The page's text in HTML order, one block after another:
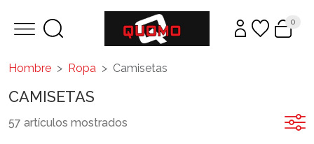
0
Hombre Ropa Camisetas
CAMISETAS
57 artículos mostrados